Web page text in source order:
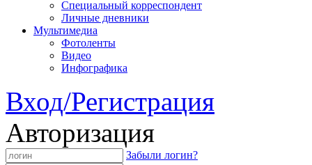
Специальный корреспондент
Личные дневники
Мультимедиа
Фотоленты
Видео
Инфографика
Вход/Регистрация
Авторизация
Забыли логин?